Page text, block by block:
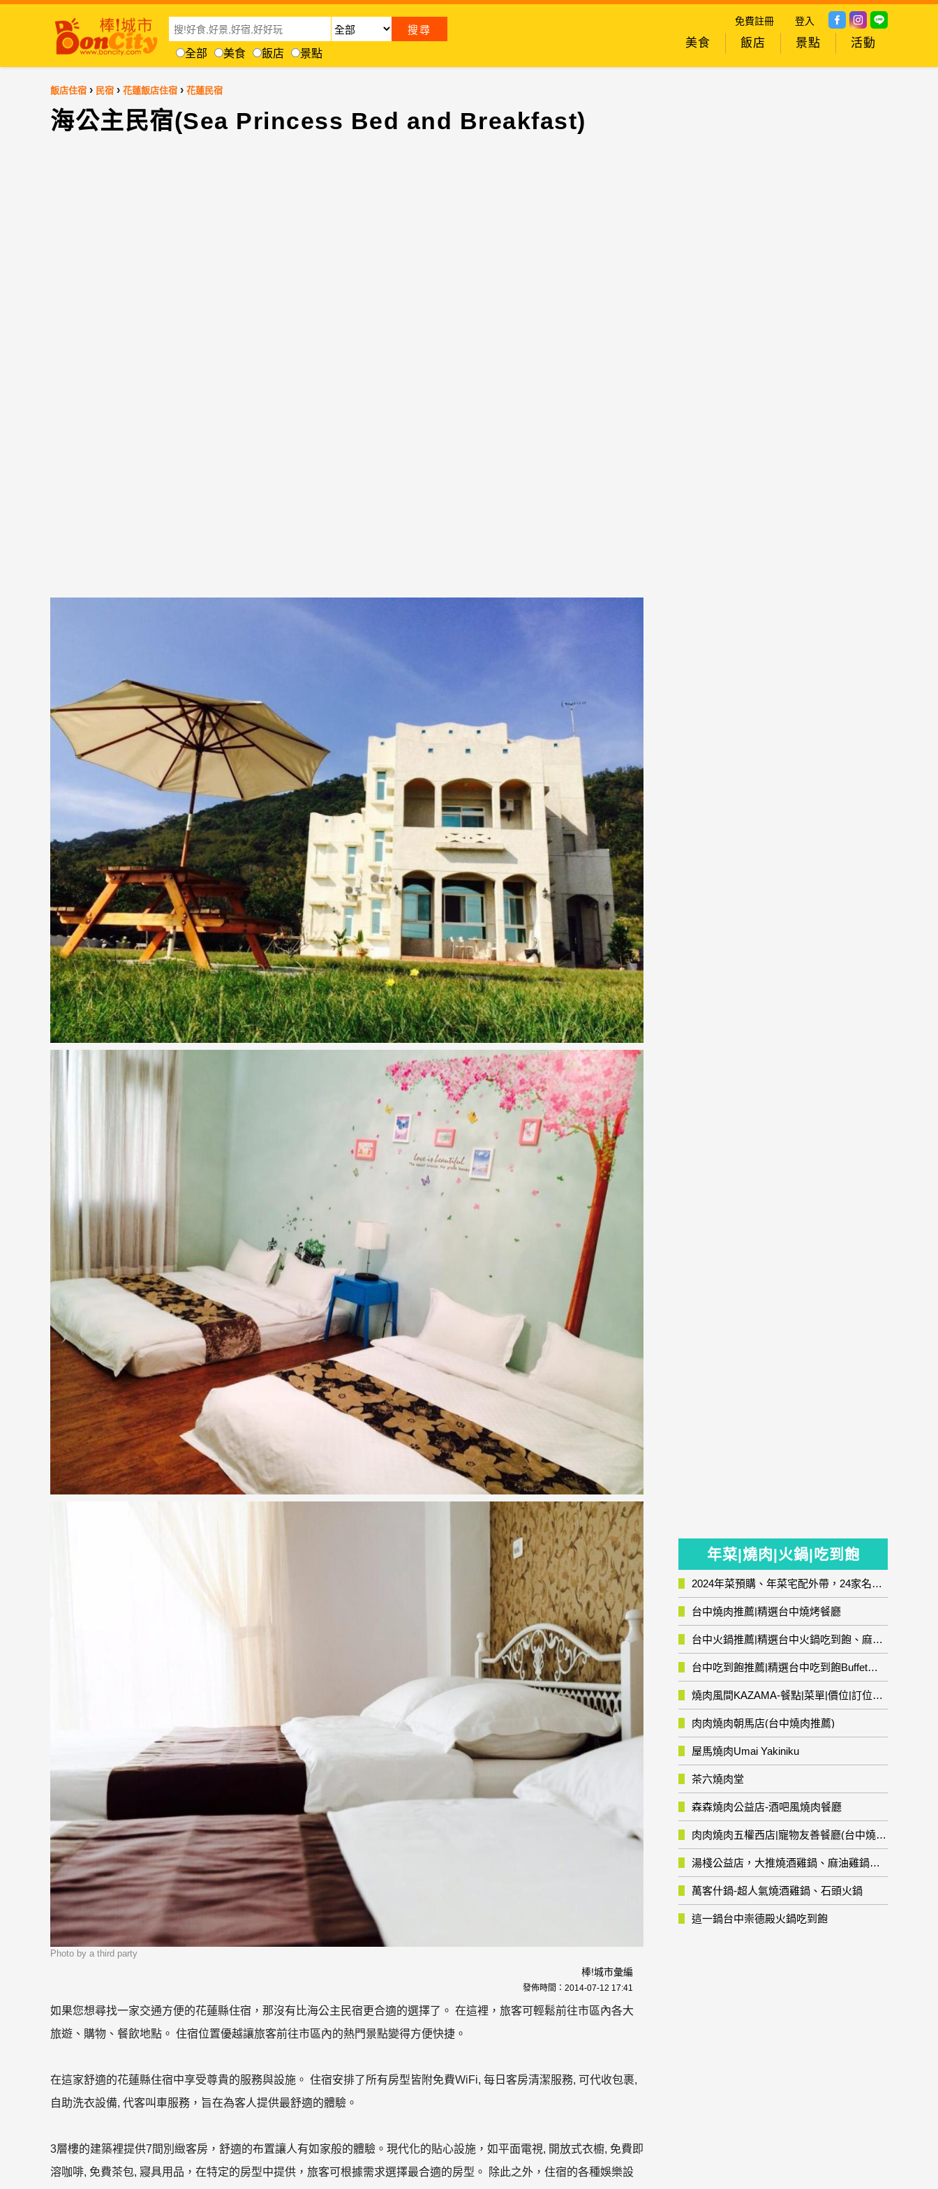
全部 美食 飯店 景點
免費註冊 登入
美食 飯店 景點 活動
飯店住宿 › 民宿 › 花蓮飯店住宿 › 花蓮民宿
海公主民宿(Sea Princess Bed and Breakfast)
Photo by a third party
棒!城市彙編
發佈時間： 2014-07-12 17:41
如果您想尋找一家交通方便的花蓮縣住宿，那沒有比海公主民宿更合適的選擇了。 在這裡，旅客可輕鬆前往市區內各大
旅遊、購物、餐飲地點。 住宿位置優越讓旅客前往市區內的熱門景點變得方便快捷。
在這家舒適的花蓮縣住宿中享受尊貴的服務與設施。 住宿安排了所有房型皆附免費WiFi, 每日客房清潔服務, 可代收包裹,
自助洗衣設備, 代客叫車服務，旨在為客人提供最舒適的體驗。
3層樓的建築裡提供7間別緻客房，舒適的布置讓人有如家般的體驗。現代化的貼心設施，如平面電視, 開放式衣櫥, 免費即
溶咖啡, 免費茶包, 寢具用品，在特定的房型中提供，旅客可根據需求選擇最合適的房型。 除此之外，住宿的各種娛樂設
年菜|燒肉|火鍋|吃到飽
2024年菜預購、年菜宅配外帶，24家名店年菜推薦整理，圍爐輕鬆上菜團圓趣
台中燒肉推薦|精選台中燒烤餐廳
台中火鍋推薦|精選台中火鍋吃到飽、麻辣鍋、鴛鴦鍋、石頭火鍋、酸菜白肉鍋、海鮮鍋、燒酒雞、麻油雞、壽喜燒等熱門人氣火鍋店!
台中吃到飽推薦|精選台中吃到飽Buffet自助餐廳
燒肉風間KAZAMA-餐點|菜單|價位|訂位資訊
肉肉燒肉朝馬店(台中燒肉推薦)
屋馬燒肉Umai Yakiniku
茶六燒肉堂
森森燒肉公益店-酒吧風燒肉餐廳
肉肉燒肉五權西店|寵物友善餐廳(台中燒肉推薦)
湯棧公益店，大推燒酒雞鍋、麻油雞鍋暖暖有夠補
萬客什鍋-超人氣燒酒雞鍋、石頭火鍋
這一鍋台中崇德殿火鍋吃到飽